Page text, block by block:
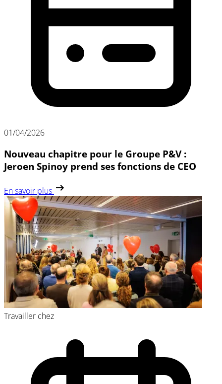
01/04/2026
Nouveau chapitre pour le Groupe P&V :
Jeroen Spinoy prend ses fonctions de CEO
En savoir plus
Travailler chez